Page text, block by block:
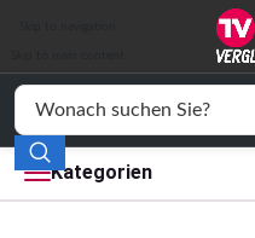
Kategorien
Elektronik
Freizeit